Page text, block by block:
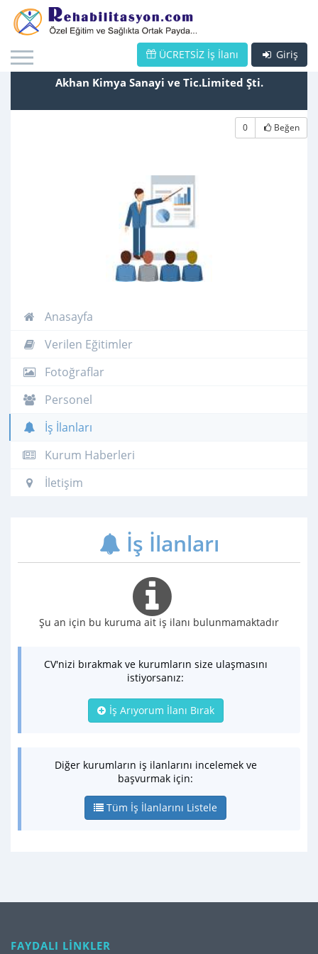
Giriş
ÜCRETSİZ İş İlanı
Akhan Kimya Sanayi ve Tic.Limited Şti.
0 Beğen
Anasayfa
Verilen Eğitimler
Fotoğraflar
Personel
İş İlanları
Kurum Haberleri
İletişim
İş İlanları
Şu an için bu kuruma ait iş ilanı bulunmamaktadır
CV'nizi bırakmak ve kurumların size ulaşmasını
istiyorsanız:
İş Arıyorum İlanı Bırak
Diğer kurumların iş ilanlarını incelemek ve
başvurmak için:
Tüm İş İlanlarını Listele
FAYDALI LİNKLER